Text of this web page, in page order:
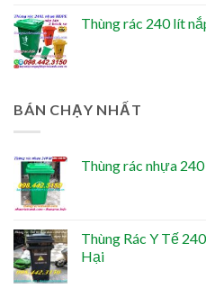
Thùng rác 240 lít
BÁN CHẠY NHẤT
Thùng rác nhựa
Thùng Rác Y Tế
Hại